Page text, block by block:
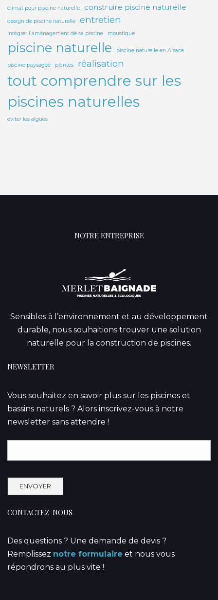
climat pour piscine naturelle construire piscine naturelle
design de piscine naturelle entretien
intégrer l'aménagement de sa piscine moustique
piscine naturelle piscine naturelle en Alsace
piscine paysagée plantes réalisation
tout comprendre sur les
piscines naturelles
éviter les algues
NOTRE ENTREPRISE
Sensibles à l’environnement et au développement
durable, nous souhaitions trouver une solution
naturelle pour la construction de piscines.
NEWSLETTER
Vous souhaitez en savoir plus sur les piscines et
bassins naturels ? Alors inscrivez-vous à notre
newsletter sans attendre !
CONTACTEZ-NOUS
Des questions ? Une demande de devis ?
Remplissez notre formulaire et nous vous
répondrons au plus vite !